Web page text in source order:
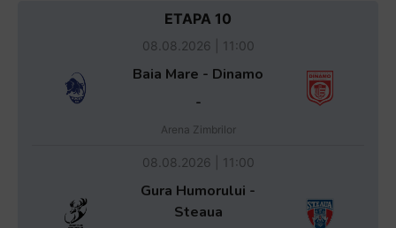
ETAPA 10
08.08.2026 | 11:00
Baia Mare - Dinamo
-
Arena Zimbrilor
08.08.2026 | 11:00
Gura Humorului -
Steaua